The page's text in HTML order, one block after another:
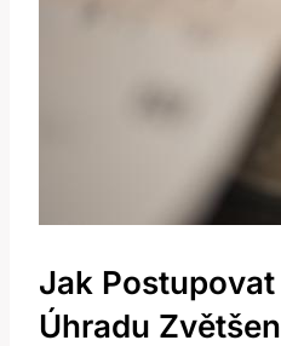
Jak
Úhradu